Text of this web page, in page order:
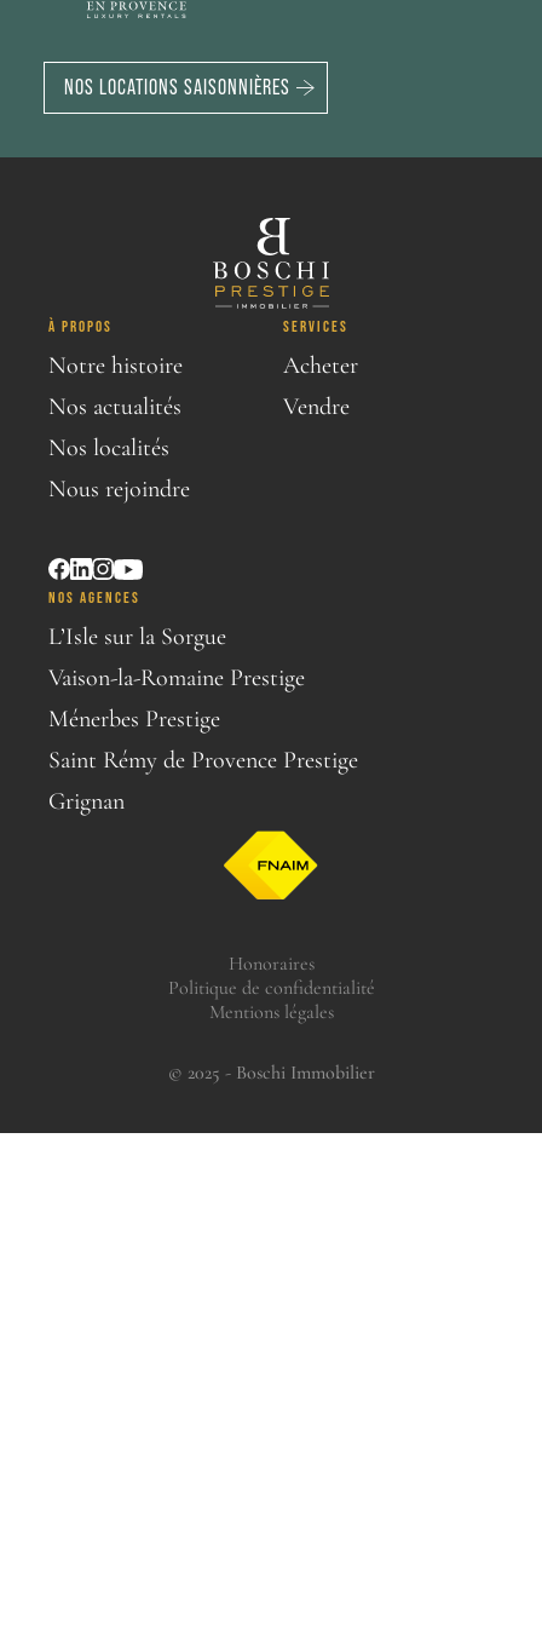
NOS LOCATIONS SAISONNIÈRES
À PROPOS
Notre histoire
Nos actualités
Nos localités
Nous rejoindre
SERVICES
Acheter
Vendre
NOS AGENCES
L’Isle sur la Sorgue
Vaison-la-Romaine Prestige
Ménerbes Prestige
Saint Rémy de Provence Prestige
Grignan
Honoraires
Politique de confidentialité
Mentions légales
© 2025 - Boschi Immobilier